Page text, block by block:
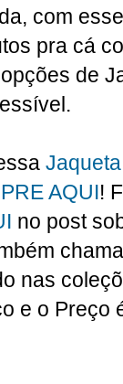
com
pra cá
de
AQUI!
no post
nas
e o Preço